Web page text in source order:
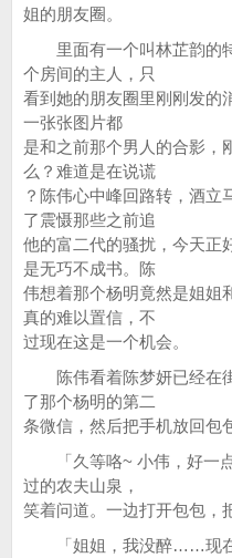
姐的朋友圈。
里面有一个叫林芷韵的
个房间的主人，只
看到她的朋友圈里刚刚发的
一张张图片都
是和之前那个男人的合影，
么？难道是在说谎
？陈伟心中峰回路转，酒立
了震慑那些之前追
他的富二代的骚扰，今天正
是无巧不成书。陈
伟想着那个杨明竟然是姐
真的难以置信，不
过现在这是一个机会。
陈伟看着陈梦妍已经在
了那个杨明的第二
条微信，然后把手机放回包
「久等咯~ 小伟，好一点
过的农夫山泉，
笑着问道。一边打开包包，
「姐姐，我没醉……现